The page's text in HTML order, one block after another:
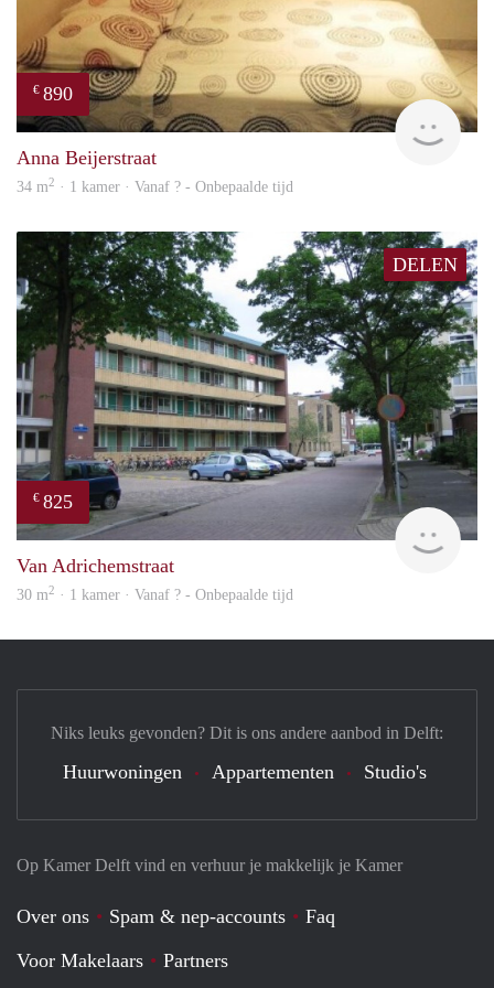
€ 890
Anna Beijerstraat
34 m2 · 1 kamer · Vanaf ? - Onbepaalde tijd
DELEN
€ 825
rent
Van Adrichemstraat
30 m2 · 1 kamer · Vanaf ? - Onbepaalde tijd
Op Kamer Delft vind en verhuur je makkelijk je Kamer
Over ons Spam & nep-accounts
Faq
Voor Makelaars
Partners
Niks leuks gevonden? Dit is ons andere aanbod in Delft:
Huurwoningen Appartementen Studio's